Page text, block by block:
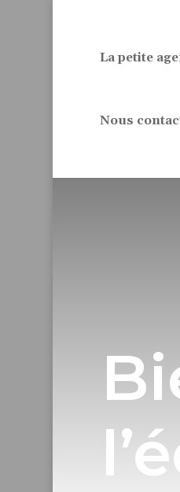
La petite
Nous